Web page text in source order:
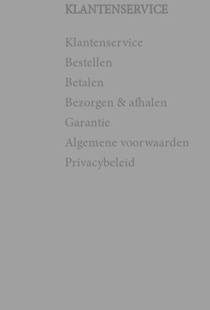
KLANTENSERVICE
Klantenservice
Bestellen
Betalen
Bezorgen & afhalen
Garantie
Algemene voorwaarden
Privacybeleid